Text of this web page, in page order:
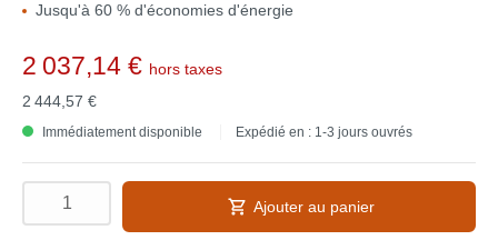
Jusqu'à 60 % d'économies d'énergie
2 037,14 € hors taxes
2 444,57 €
Immédiatement disponible Expédié en : 1-3 jours ouvrés
Ajouter au panier